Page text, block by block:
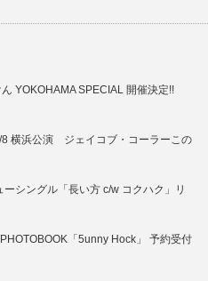
YOKOHAMA SPECIAL 開催決定!!
横浜公演 ジェイコブ・コーラーこの
シングル「長い方 c/w コクハク」リ
「5unny Hock」 予約受付